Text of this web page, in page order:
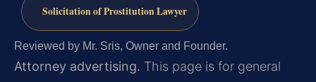
Solicitation of Prostitution Lawyer
Reviewed by Mr. Sris, Owner and Founder.
Attorney advertising. This page is for general